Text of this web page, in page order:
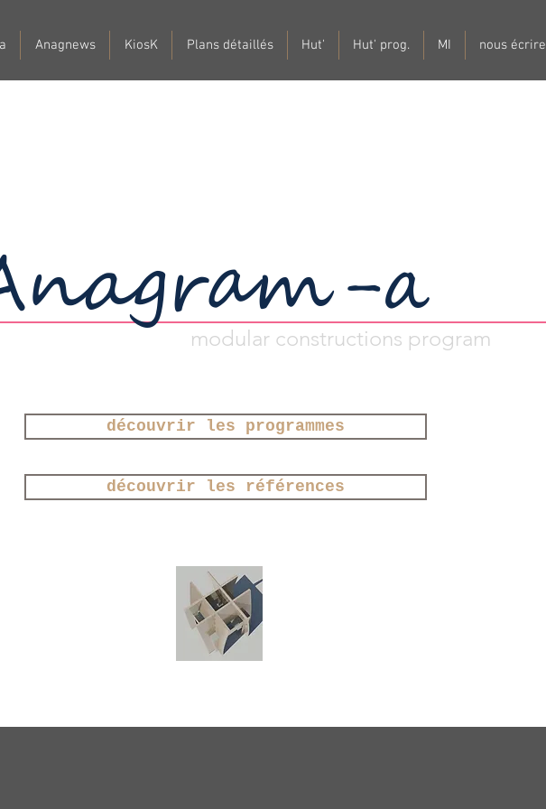
Anagnews KiosK Plans détaillés Hut' Hut' prog. MI nous écrire
modular constructions program
a
découvrir les programmes
découvrir les références